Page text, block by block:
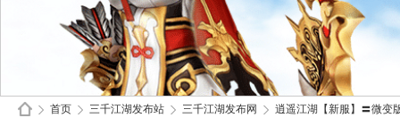
首页 三千江湖发布站 三千江湖发布网 逍遥江湖【新服】〓微变